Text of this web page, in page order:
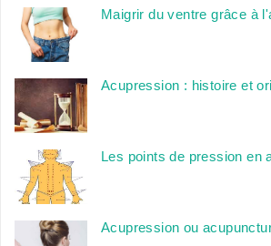
Maigrir du ventre grâce à
Acupression : histoire et
Les points de pression en
Acupression ou